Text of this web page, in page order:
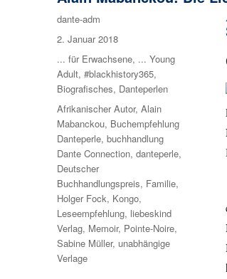
Autor
dante-adm
Veröffentlicht
am
2. Januar 2018
Kategorien
... für Erwachsene, ... Young
Adult,#blackhistory365,
Biografisches, Danteperlen
Schlagwörter
Afrikanischer Autor,Alain
Mabanckou, Buchempfehlung
Danteperle,buchhandlung
Dante Connection,danteperle,
Deutscher
Buchhandlungspreis, Familie,
Holger Fock, Kongo,
Leseempfehlung, liebeskind
Verlag, Memoir, Pointe-Noire,
Sabine Müller, unabhängige
Verlage